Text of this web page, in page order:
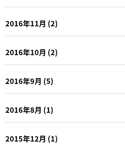
2016年11月 (2)
2016年10月 (2)
2016年9月 (5)
2016年8月 (1)
2015年12月 (1)